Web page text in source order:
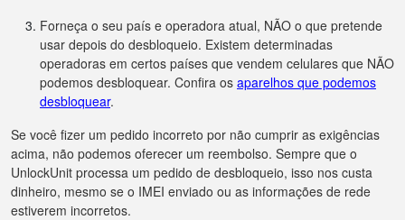
Forneça o seu país e operadora atual, NÃO o que pretende
usar depois do desbloqueio. Existem determinadas
operadoras em certos países que vendem celulares que NÃO
podemos desbloquear. Confira os aparelhos que podemos
desbloquear.
Se você fizer um pedido incorreto por não cumprir as exigências
acima, não podemos oferecer um reembolso. Sempre que o
UnlockUnit processa um pedido de desbloqueio, isso nos custa
dinheiro, mesmo se o IMEI enviado ou as informações de rede
estiverem incorretos.